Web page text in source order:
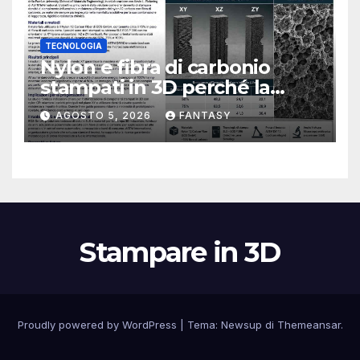
TECNOLOGIA
Nylon e fibra di carbonio
stampati in 3D perché la
resistenza agli urti dipende
dal processo
AGOSTO 5, 2026 FANTASY
Stampare in 3D
Proudly powered by WordPress Tema: Newsup di Themeansar.